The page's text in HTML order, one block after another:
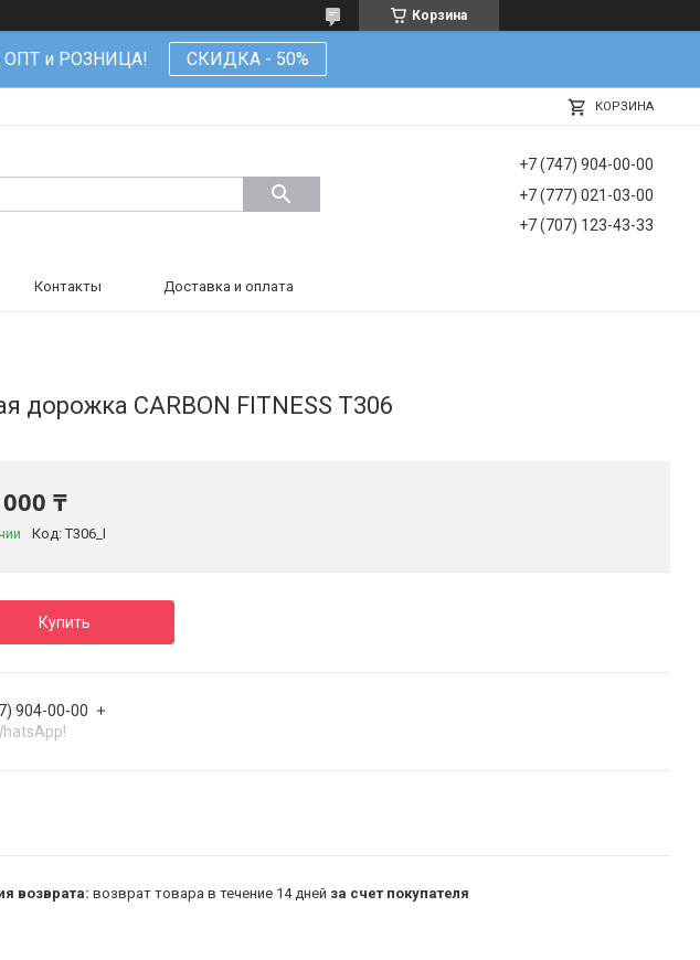
Корзина
ОПТ и РОЗНИЦА! СКИДКА - 50%
КОРЗИНА
+7 (747) 904-00-00
+7 (777) 021-03-00
+7 (707) 123-43-33
Контакты Доставка и оплата
дорожка CARBON FITNESS T306
₸
Код:T306_I
Купить
904-00-00
возврат товара в течение 14 дней за счет покупателя